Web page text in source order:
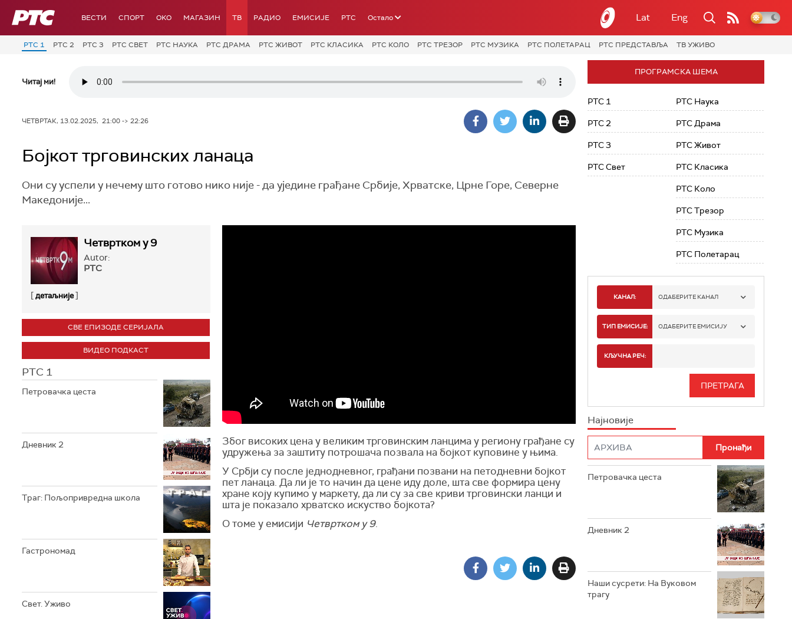
РТС ВЕСТИ СПОРТ OKO МАГАЗИН ТВ РАДИО ЕМИСИЈЕ РТС Остало Lat Eng
РТС 1 РТС 2 РТС 3 РТС СВЕТ РТС НАУКА РТС ДРАМА РТС ЖИВОТ РТС КЛАСИКА РТС КОЛО РТС ТРЕЗОР РТС МУЗИКА РТС ПОЛЕТАРАЦ РТС ПРЕДСТАВЉА ТВ УЖИВО
Читај ми!
ЧЕТВРТАК, 13.02.2025, 21:00 -> 22:26
Бојкот трговинских ланаца
Они су успели у нечему што готово нико није - да уједине грађане Србије, Хрватске, Црне Горе, Северне
Македоније...
Четвртком у 9
Autor:
РТС
[детаљније]
СВЕ ЕПИЗОДЕ СЕРИЈАЛА
ВИДЕО ПОДКАСТ
РТС 1
Петровачка цеста
Дневник 2
Траг: Пољопривредна школа
Гастрономад
Свет. Уживо
Због високих цена у великим трговинским ланцима у региону грађане су
удружења за заштиту потрошача позвала на бојкот куповине у њима.
У Србји су после једнодневног, грађани позвани на петодневни бојкот
пет ланаца. Да ли је то начин да цене иду доле, шта све формира цену
хране коју купимо у маркету, да ли су за све криви трговински ланци и
шта је показало хрватско искуство бојкота?
О томе у емисији Четвртком у 9.
ПРОГРАМСКА ШЕМА
РТС 1
РТС 2
РТС 3
РТС Свет
РТС Наука
РТС Драма
РТС Живот
РТС Класика
РТС Коло
РТС Трезор
РТС Музика
РТС Полетарац
КАНАЛ: ОДАБЕРИТЕ КАНАЛ
РТС 1
РТС 3
РТС КЛАСИКА
РТС ТРЕЗОР
РТС МУЗИКА
РТС ПОЛЕТАРАЦ
ТИП ЕМИСИЈЕ: ОДАБЕРИТЕ ЕМИСИЈУ
КЉУЧНА РЕЧ:
Најновије
Петровачка цеста
Дневник 2
Наши сусрети: На Вуковом
трагу